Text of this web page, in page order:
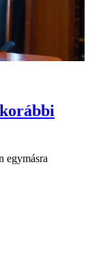
egymásra